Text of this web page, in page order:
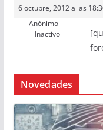
6 octubre, 2012 a las
Anónimo
Inactivo
Novedades